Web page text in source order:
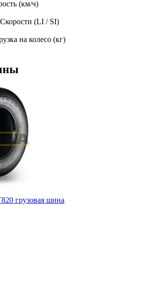
(км/ч)
(LI / SI)
на колесо (кг)
грузовая шина